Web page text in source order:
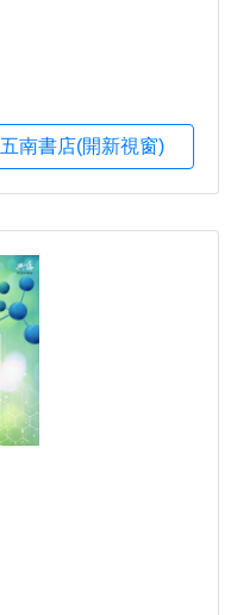
五南書店(開新視窗)